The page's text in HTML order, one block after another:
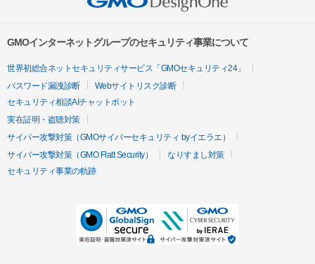
GMOインターネットグループのセキュリティ事業について
世界初総合ネットセキュリティサービス「GMOセキュリティ24」
パスワード漏洩診断
Webサイトリスク診断
セキュリティ相談AIチャットボット
実在証明・盗聴対策
サイバー攻撃対策（GMOサイバーセキュリティ byイエラエ）
サイバー攻撃対策（GMO Flatt Security）
なりすまし対策
セキュリティ事業の軌跡